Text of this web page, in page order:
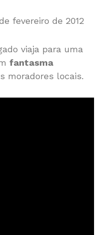
fevereiro de 2012
viaja para uma
fantasma
moradores locais.